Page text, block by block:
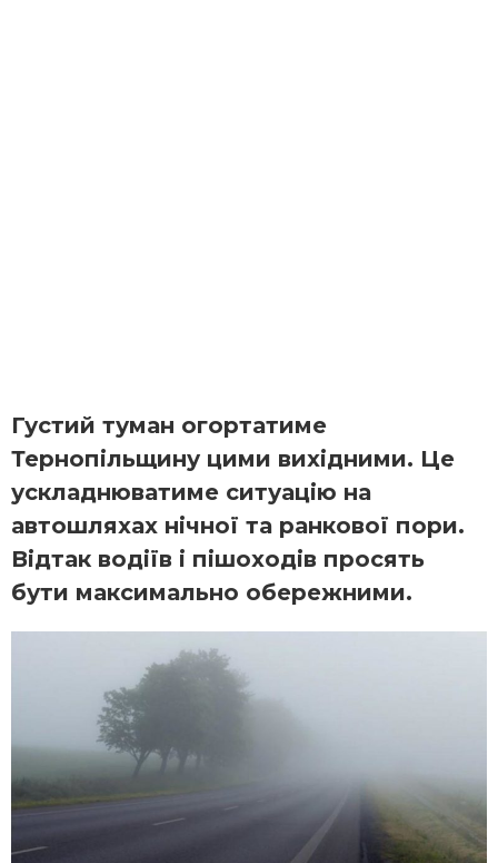
Густий туман огортатиме
Тернопільщину цими вихідними. Це
ускладнюватиме ситуацію на
автошляхах нічної та ранкової пори.
Відтак водіїв і пішоходів просять
бути максимально обережними.